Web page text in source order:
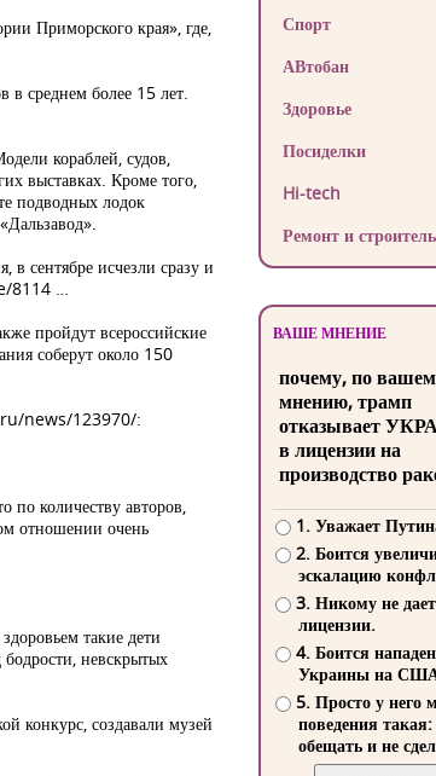
Приморского края», где,
в среднем более 15 лет.
кораблей, судов,
выставках. Кроме того,
подводных лодок
сентябре исчезли сразу и
8114 …
пройдут всероссийские
соберут около 150
news/123970/:
по количеству авторов,
отношении очень
такие дети
невскрытых
конкурс, создавали музей
Спорт
АВтобан
Здоровье
Посиделки
Hi-tech
Ремонт и
ВАШЕ МНЕНИЕ
почему, по
мнению, трамп
отказывает
в лицензии на
производство
1. Уважает
2. Боится
эскалацию
3. Никому не
лицензии.
4. Боится
Украины на
5. Просто у него
поведения такая:
обещать и не